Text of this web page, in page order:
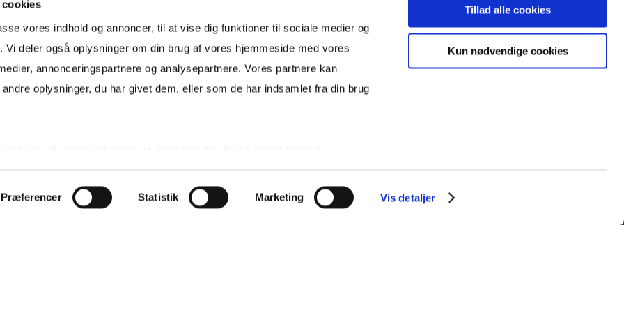
cookies
vores indhold og annoncer, til at vise dig funktioner til sociale medier og
deler også oplysninger om din brug af vores hjemmeside med vores
annonceringspartnere og analysepartnere. Vores partnere kan
oplysninger, du har givet dem, eller som de har indsamlet fra din brug
dine cookie præferencer på vores side omPrivatliv og Cookies.
Præferencer Statistik Marketing Vis detaljer
Tillad alle cookies
Kun nødvendige cookies
3
SALG
KYSTHUS 3
+45 53 83 00 07